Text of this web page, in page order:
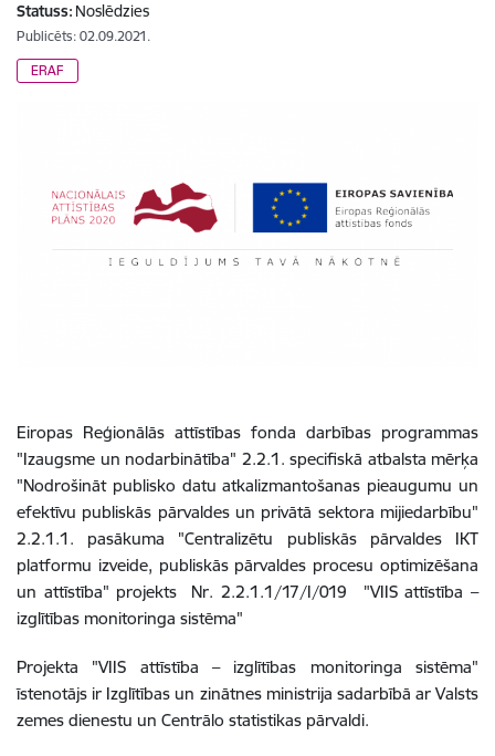
Statuss: Noslēdzies
Publicēts: 02.09.2021.
ERAF
Eiropas Reģionālās attīstības fonda darbības programmas
"Izaugsme un nodarbinātība" 2.2.1. specifiskā atbalsta mērķa
"Nodrošināt publisko datu atkalizmantošanas pieaugumu un
efektīvu publiskās pārvaldes un privātā sektora mijiedarbību"
2.2.1.1. pasākuma "Centralizētu publiskās pārvaldes IKT
platformu izveide, publiskās pārvaldes procesu optimizēšana
un attīstība" projekts Nr. 2.2.1.1/17/I/019
"VIIS attīstība –
izglītības monitoringa sistēma"
Projekta "VIIS attīstība – izglītības monitoringa sistēma"
īstenotājs ir Izglītības un zinātnes ministrija sadarbībā ar Valsts
zemes dienestu un Centrālo statistikas pārvaldi.